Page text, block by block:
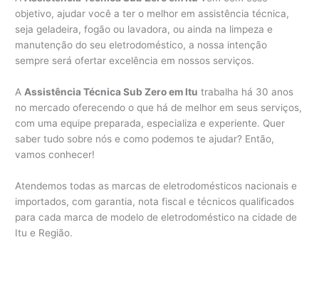
objetivo, ajudar você a ter o melhor em assistência técnica,
seja geladeira, fogão ou lavadora, ou ainda na limpeza e
manutenção do seu eletrodoméstico, a nossa intenção
sempre será ofertar excelência em nossos serviços.
AAssistência Técnica Sub Zero em Itu trabalha há 30 anos
no mercado oferecendo o que há de melhor em seus serviços,
com uma equipe preparada, especializa e experiente. Quer
saber tudo sobre nós e como podemos te ajudar? Então,
vamos conhecer!
Atendemos todas as marcas de eletrodomésticos nacionais e
importados, com garantia, nota fiscal e técnicos qualificados
para cada marca de modelo de eletrodoméstico na cidade de
Itu e Região.